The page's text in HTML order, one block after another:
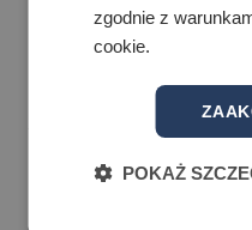
Zespół
Bożena
Język
zgodnie z
cookie.
POKAŻ